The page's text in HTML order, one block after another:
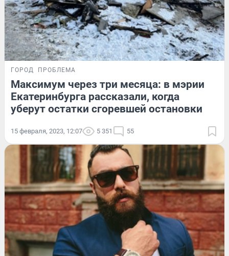
ГОРОД ПРОБЛЕМА
Максимум через три месяца: в мэрии
Екатеринбурга рассказали, когда
уберут остатки сгоревшей остановки
15 февраля, 2023, 12:07 5 351 55